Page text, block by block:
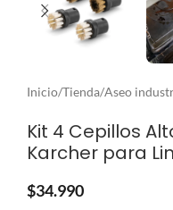
Inicio/Tienda/Aseo
Kit 4 Cepillos
Karcher para
$34.990